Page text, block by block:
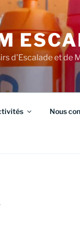
d'Escalade et de
Nous